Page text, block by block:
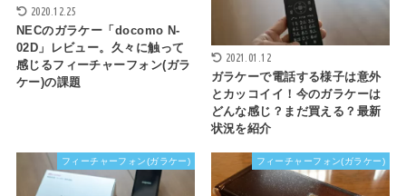
2020.12.25
NECのガラケー「docomo N-
02D」レビュー。久々に触って
感じるフィーチャーフォン(ガラ
ケー)の課題
2021.01.12
ガラケーで電話する様子は意外
とカッコイイ！今のガラケーは
どんな感じ？まだ買える？最新
状況を紹介
フィーチャーフォン(ガラケー) フィーチャーフォン(ガラケー)